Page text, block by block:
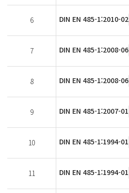
6 DIN EN 485-1:2010-02
7 DIN EN 485-1:2008-06
8 DIN EN 485-1:2008-06
9 DIN EN 485-1:2007-01
10 DIN EN 485-1:1994-01
11 DIN EN 485-1:1994-01